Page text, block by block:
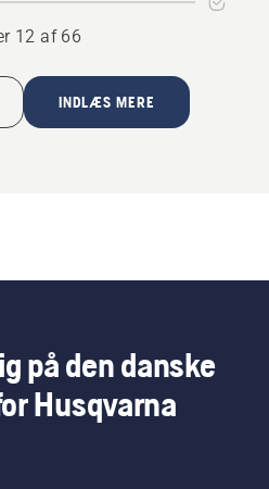
12 af 66
INDLÆS MERE
på den danske
Husqvarna